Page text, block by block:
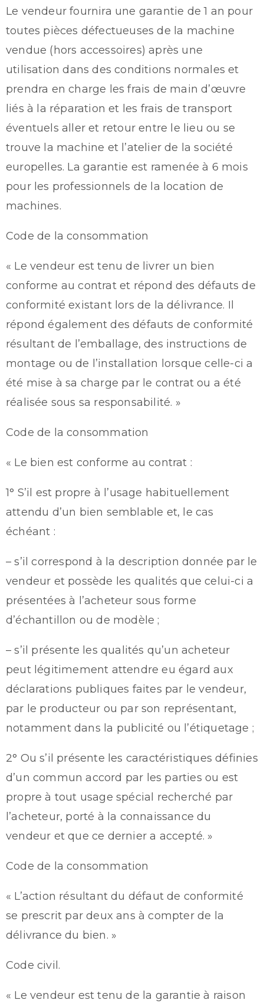
Le vendeur fournira une garantie de 1 an pour
toutes pièces défectueuses de la machine
vendue (hors accessoires) après une
utilisation dans des conditions normales et
prendra en charge les frais de main d’œuvre
liés à la réparation et les frais de transport
éventuels aller et retour entre le lieu ou se
trouve la machine et l’atelier de la société
europelles. La garantie est ramenée à 6 mois
pour les professionnels de la location de
machines.
Code de la consommation
« Le vendeur est tenu de livrer un bien
conforme au contrat et répond des défauts de
conformité existant lors de la délivrance. Il
répond également des défauts de conformité
résultant de l’emballage, des instructions de
montage ou de l’installation lorsque celle-ci a
été mise à sa charge par le contrat ou a été
réalisée sous sa responsabilité. »
Code de la consommation
« Le bien est conforme au contrat :
1° S’il est propre à l’usage habituellement
attendu d’un bien semblable et, le cas
échéant :
– s’il correspond à la description donnée par le
vendeur et possède les qualités que celui-ci a
présentées à l’acheteur sous forme
d’échantillon ou de modèle ;
– s’il présente les qualités qu’un acheteur
peut légitimement attendre eu égard aux
déclarations publiques faites par le vendeur,
par le producteur ou par son représentant,
notamment dans la publicité ou l’étiquetage ;
2° Ou s’il présente les caractéristiques définies
d’un commun accord par les parties ou est
propre à tout usage spécial recherché par
l’acheteur, porté à la connaissance du
vendeur et que ce dernier a accepté. »
Code de la consommation
« L’action résultant du défaut de conformité
se prescrit par deux ans à compter de la
délivrance du bien. »
Code civil.
« Le vendeur est tenu de la garantie à raison